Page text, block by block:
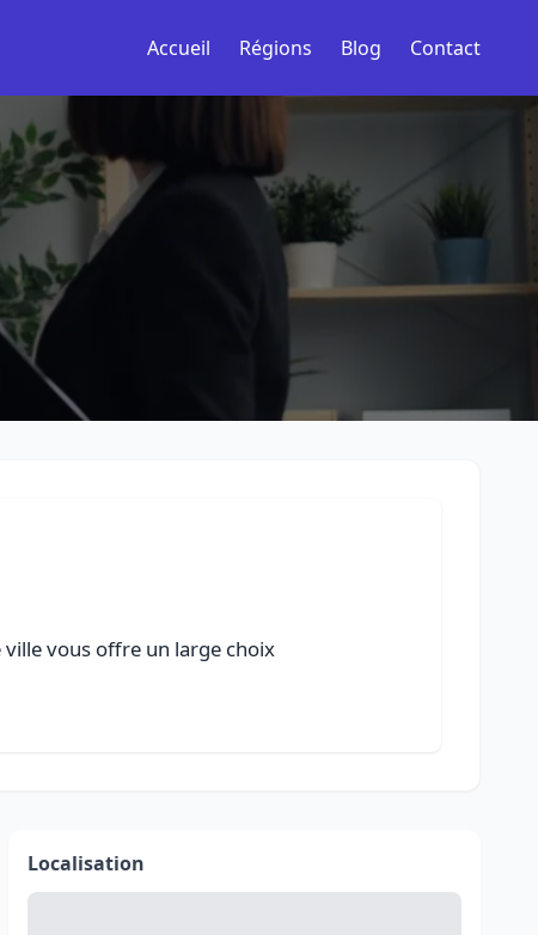
Accueil Régions Blog Contact
ville vous offre un large choix
Localisation